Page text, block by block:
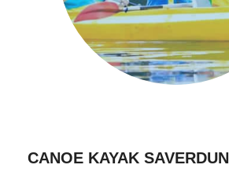
CANOE KAYAK SAVERDUN